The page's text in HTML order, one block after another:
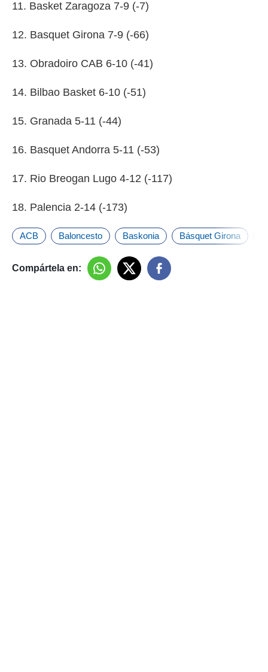
11. Basket Zaragoza 7-9 (-7)
12. Basquet Girona 7-9 (-66)
13. Obradoiro CAB 6-10 (-41)
14. Bilbao Basket 6-10 (-51)
15. Granada 5-11 (-44)
16. Basquet Andorra 5-11 (-53)
17. Rio Breogan Lugo 4-12 (-117)
18. Palencia 2-14 (-173)
ACB Baloncesto Baskonia Básquet Girona
Compártela en: